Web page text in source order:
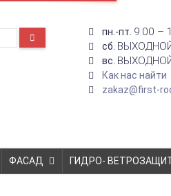
пн.-пт. 9:00 –
сб.
вс.
Как нас найти
zakaz@first-
ФАСАД ГИДРО-